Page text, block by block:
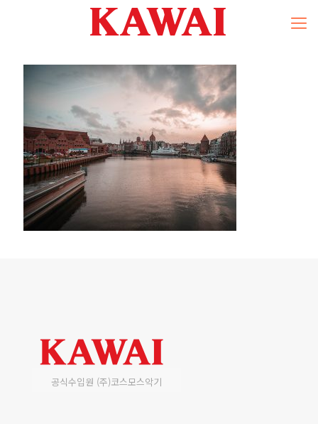
공식수입원 (주)코스모스악기